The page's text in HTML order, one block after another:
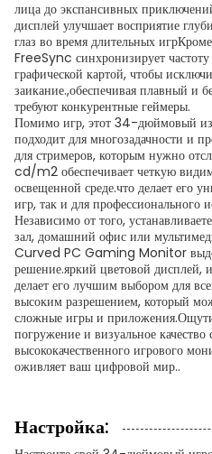
лица до экспансивных
дисплей улучшает восприятие
глаз во время длительных
FreeSync синхронизирует
графической картой, чтобы
заикание.,обеспечивая плавный и
требуют конкурентные геймеры.
Помимо игр, этот 34-дюймовый
подходит для многозадачности и
для стримеров, которым нужно
cd/m2 обеспечивает четкую
освещенной среде.что делает его
игр, так и для профессионального
Независимо от того,
зал, домашний офис или
Curved PC Gaming Monitor
решение.яркий цветовой дисплей,
делает его лучшим выбором для
высоким разрешением, который
сложные игры и
погружение и визуальное
высококачественного игрового
оживляет ваш цифровой мир..
Настройка: